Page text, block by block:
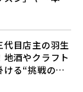
分を見つけよ
代目店主の羽生
酒やクラフト
ける“挑戦の歴